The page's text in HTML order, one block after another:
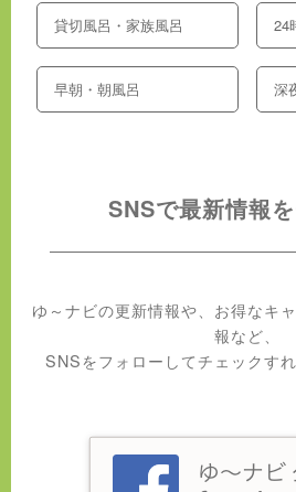
貸切風呂・家族風呂 24
早朝・朝風呂 深
SNSで最新情報
ゆ～ナビの更新情報や、お得なキ
報など、
SNSをフォローしてチェックす